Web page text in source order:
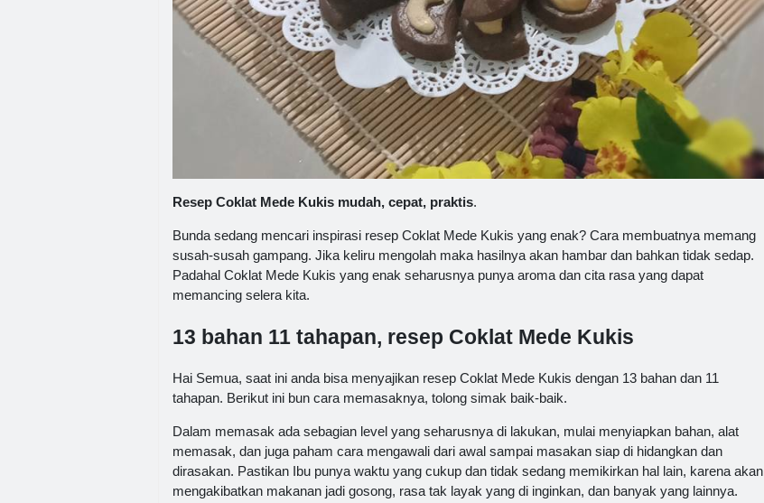
Resep Coklat Mede Kukis mudah, cepat, praktis.
Bunda sedang mencari inspirasi resep Coklat Mede Kukis yang enak? Cara membuatnya memang
susah-susah gampang. Jika keliru mengolah maka hasilnya akan hambar dan bahkan tidak sedap.
Padahal Coklat Mede Kukis yang enak seharusnya punya aroma dan cita rasa yang dapat
memancing selera kita.
13 bahan 11 tahapan, resep Coklat Mede Kukis
Hai Semua, saat ini anda bisa menyajikan resep Coklat Mede Kukis dengan 13 bahan dan 11
tahapan. Berikut ini bun cara memasaknya, tolong simak baik-baik.
Dalam memasak ada sebagian level yang seharusnya di lakukan, mulai menyiapkan bahan, alat
memasak, dan juga paham cara mengawali dari awal sampai masakan siap di hidangkan dan
dirasakan. Pastikan Ibu punya waktu yang cukup dan tidak sedang memikirkan hal lain, karena akan
mengakibatkan makanan jadi gosong, rasa tak layak yang di inginkan, dan banyak yang lainnya.